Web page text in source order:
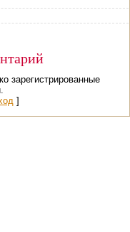
зарегистрированные
]